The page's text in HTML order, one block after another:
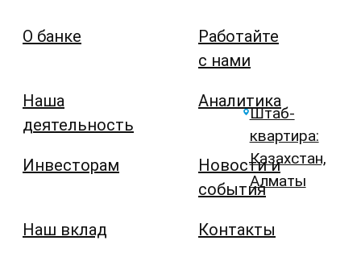
О банке
Наша
деятельность
Инвесторам
Наш вклад
Работайте
с нами
Аналитика
Новости и
события
Контакты
Штаб-
квартира:
Казахстан,
Алматы